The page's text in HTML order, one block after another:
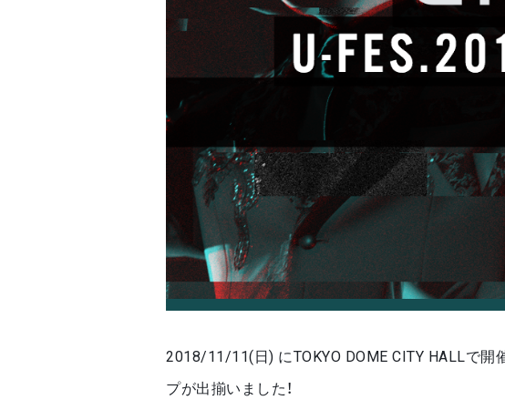
2018/11/11(日) にTOKYO DOME CITY HALLで開
プが出揃いました！